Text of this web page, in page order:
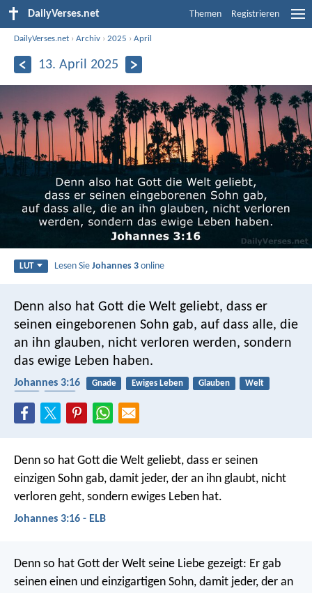
DailyVerses.net Themen Registrieren
DailyVerses.net ›Archiv ›2025 ›April
13. April 2025
LUT Lesen SieJohannes 3 online
Denn also hat Gott die Welt geliebt, dass er
seinen eingeborenen Sohn gab, auf dass alle, die
an ihn glauben, nicht verloren werden, sondern
das ewige Leben haben.
Johannes 3:16 Gnade Ewiges Leben Glauben
Welt
Denn so hat Gott die Welt geliebt, dass er seinen
einzigen Sohn gab, damit jeder, der an ihn glaubt, nicht
verloren geht, sondern ewiges Leben hat.
Johannes 3:16 - ELB
Denn so hat Gott der Welt seine Liebe gezeigt: Er gab
seinen einen und einzigartigen Sohn, damit jeder, der an